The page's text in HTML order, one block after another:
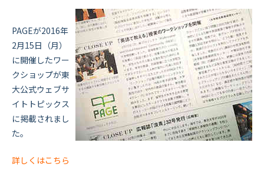
PAGEが2016年
2月15日（月）
に開催したワー
クショップが東
大公式ウェブサ
イトトピックス
に掲載されまし
た。
詳しくはこちら